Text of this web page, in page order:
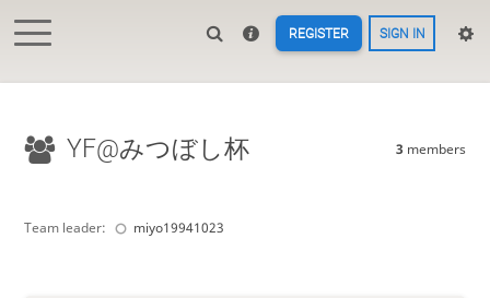
REGISTER SIGN IN
YF@みつぼし杯 3 members
Team leader: miyo19941023